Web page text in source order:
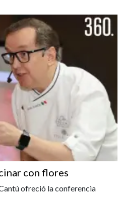
con flores
ofreció la conferencia